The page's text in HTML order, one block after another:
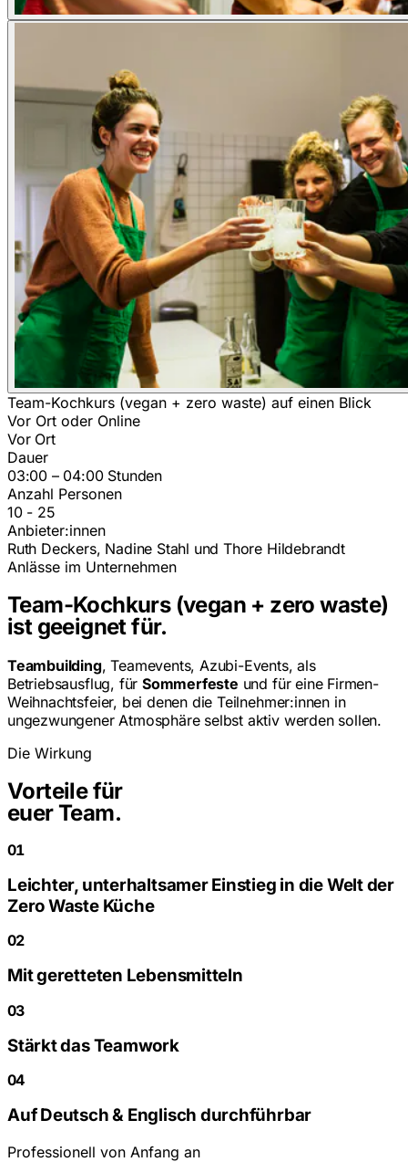
Team-Kochkurs (vegan + zero waste) auf einen Blick
Vor Ort oder Online
Vor Ort
Dauer
03:00 – 04:00 Stunden
Anzahl Personen
10 - 25
Anbieter:innen
Ruth Deckers, Nadine Stahl und Thore Hildebrandt
Anlässe im Unternehmen
Team-Kochkurs (vegan + zero waste)
ist geeignet für.
Teambuilding, Teamevents, Azubi-Events, als
Betriebsausflug, für Sommerfeste und für eine Firmen-
Weihnachtsfeier, bei denen die Teilnehmer:innen in
ungezwungener Atmosphäre selbst aktiv werden sollen.
Die Wirkung
Vorteile für
euer Team.
01
Leichter, unterhaltsamer Einstieg in die Welt der
Zero Waste Küche
02
Mit geretteten Lebensmitteln
03
Stärkt das Teamwork
04
Auf Deutsch & Englisch durchführbar
Professionell von Anfang an